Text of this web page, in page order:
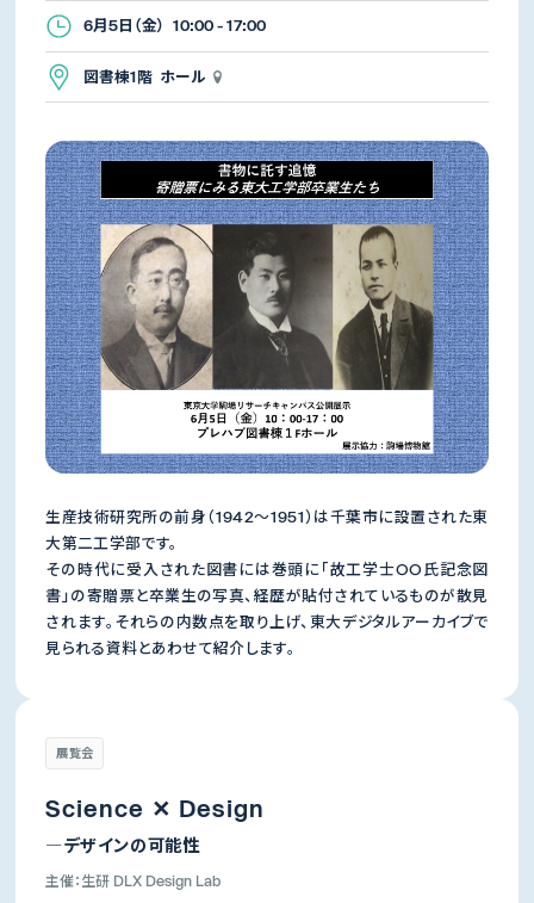
講演会・演奏会
6月5日（金） 10:00 - 17:00
図書棟1階 ホール
生産技術研究所の前身（1942～1951）は千葉市に設置された東
大第二工学部です。
その時代に受入された図書には巻頭に「故工学士○○氏記念図
書」の寄贈票と卒業生の写真、経歴が貼付されているものが散見
されます。それらの内数点を取り上げ、東大デジタルアーカイブで
見られる資料とあわせて紹介します。
展覧会
Science ✕ Design
―デザインの可能性
主催：生研 DLX Design Lab